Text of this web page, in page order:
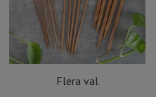
Flera val